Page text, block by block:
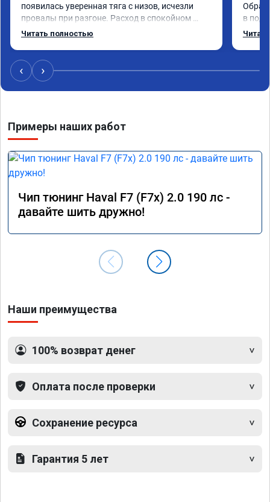
появилась уверенная тяга с низов, исчезли
провалы при разгоне. Расход в спокойном
режиме даже немного снизился. Все сделали
Читать полностью
в
‹ ›
Примеры наших работ
Чип тюнинг Haval F7 (F7x) 2.0 190 лс -
давайте шить дружно!
Наши преимущества
100% возврат денег
Оплата после проверки
Сохранение ресурса
Гарантия 5 лет